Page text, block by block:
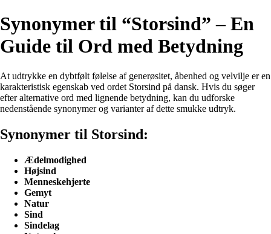
Synonymer til “Storsind” – En
Guide til Ord med Betydning
At udtrykke en dybtfølt følelse af generøsitet, åbenhed og velvilje er en
karakteristisk egenskab ved ordet Storsind på dansk. Hvis du søger
efter alternative ord med lignende betydning, kan du udforske
nedenstående synonymer og varianter af dette smukke udtryk.
Synonymer til Storsind:
Ædelmodighed
Højsind
Menneskehjerte
Gemyt
Natur
Sind
Sindelag